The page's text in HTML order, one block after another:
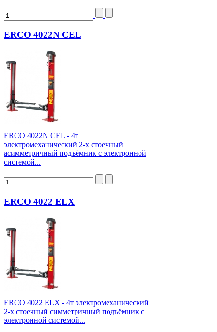
ERCO 4022N CEL
ERCO 4022N CEL - 4т
электромеханический 2-х стоечный
асимметричный подъёмник с электронной
системой...
ERCO 4022 ELX
ERCO 4022 ELX - 4т электромеханический
2-х стоечный симметричный подъёмник с
электронной системой...